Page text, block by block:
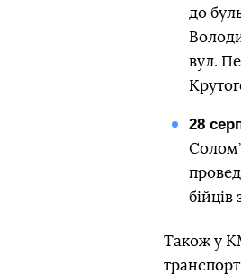
до
вул.
28
бійців
Також у